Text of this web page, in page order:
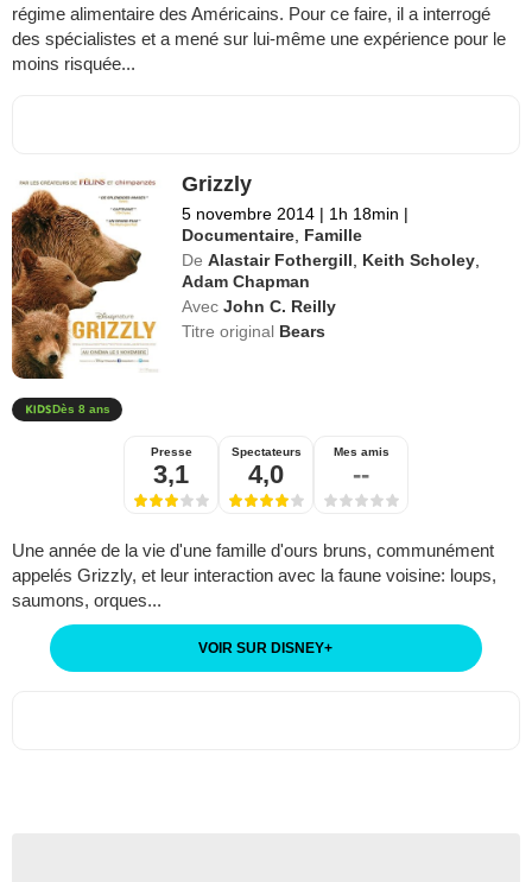
régime alimentaire des Américains. Pour ce faire, il a interrogé
des spécialistes et a mené sur lui-même une expérience pour le
moins risquée...
Grizzly
5 novembre 2014 | 1h 18min |
Documentaire Famille
De Alastair Fothergill Keith Scholey
Adam Chapman
Avec John C. Reilly
Titre original Bears
Dès 8 ans
Presse
3,1
Spectateurs
4,0
Mes amis
--
Une année de la vie d'une famille d'ours bruns, communément
appelés Grizzly, et leur interaction avec la faune voisine: loups,
saumons, orques...
VOIR SUR DISNEY+